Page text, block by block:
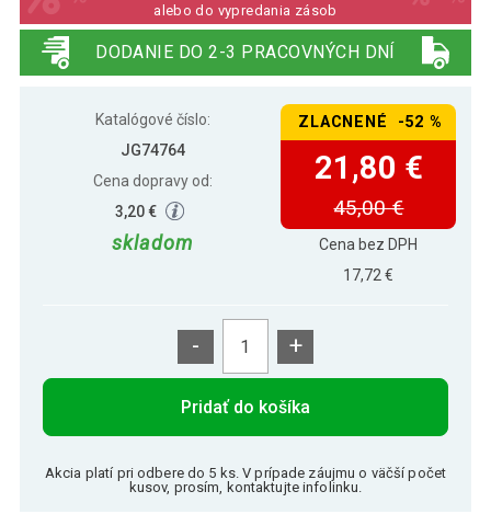
alebo do vypredania zásob
DODANIE DO 2-3 PRACOVNÝCH DNÍ
Katalógové číslo:
JG74764
Cena dopravy od:
3,20 €
skladom
ZLACNENÉ -52 %
21,80 €
45,00 €
Cena bez DPH
17,72 €
- +
Pridať do košíka
Akcia platí pri odbere do 5 ks. V prípade záujmu o väčší počet
kusov, prosím, kontaktujte infolinku.